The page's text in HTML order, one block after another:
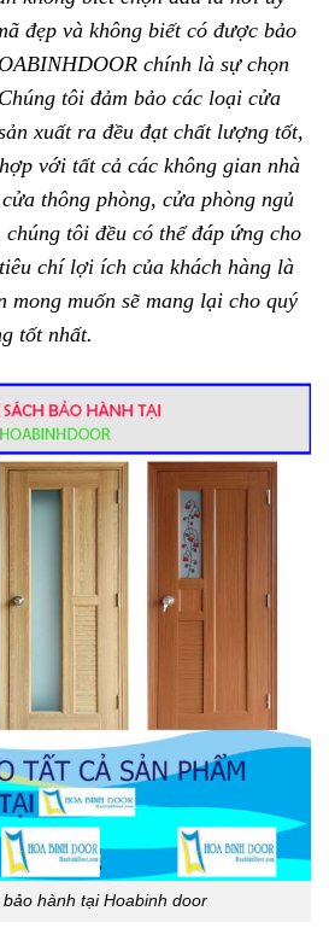
đẹp và không biết có được bảo
chính là sự chọn
tôi đảm bảo các loại cửa
xuất ra đều đạt chất lượng tốt,
với tất cả các không gian nhà
thông phòng, cửa phòng ngủ
tôi đều có thể đáp ứng cho
chí lợi ích của khách hàng là
mong muốn sẽ mang lại cho quý
tốt nhất.
hành tại Hoabinh door